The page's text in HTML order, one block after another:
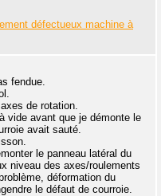
défectueux machine à
fendue.
de rotation.
vide avant que je démonte le
avait sauté.
le panneau latéral du
niveau des axes/roulements
déformation du
le défaut de courroie.